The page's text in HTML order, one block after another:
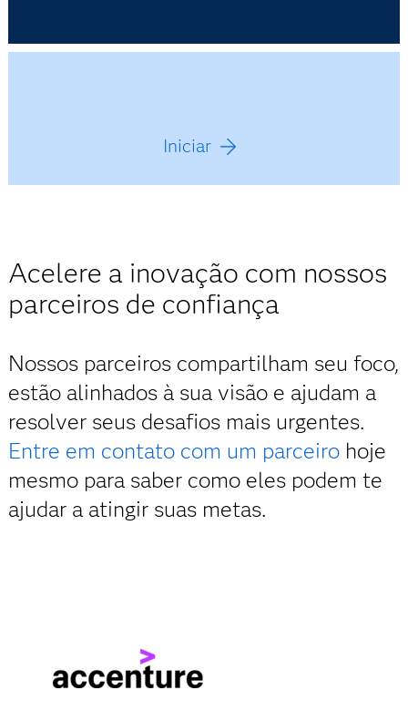
Iniciar
Acelere a inovação com nossos
parceiros de confiança
Nossos parceiros compartilham seu foco,
estão alinhados à sua visão e ajudam a
resolver seus desafios mais urgentes.
Entre em contato com um parceirohoje
mesmo para saber como eles podem te
ajudar a atingir suas metas.